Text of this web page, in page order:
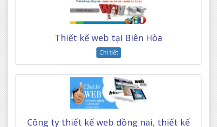
Thiết kế web tại Biên Hòa
Chi tiết
Công ty thiết kế web đồng nai, thiết kế